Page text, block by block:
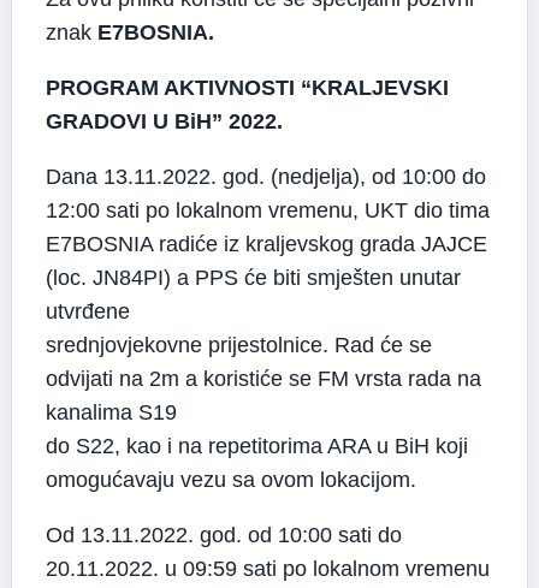
znak E7BOSNIA.
PROGRAM AKTIVNOSTI “KRALJEVSKI
GRADOVI U BiH” 2022.
Dana 13.11.2022. god. (nedjelja), od 10:00 do
12:00 sati po lokalnom vremenu, UKT dio tima
E7BOSNIA radiće iz kraljevskog grada JAJCE
(loc. JN84PI) a PPS će biti smješten unutar
utvrđene
srednjovjekovne prijestolnice. Rad će se
odvijati na 2m a koristiće se FM vrsta rada na
kanalima S19
do S22, kao i na repetitorima ARA u BiH koji
omogućavaju vezu sa ovom lokacijom.
Od 13.11.2022. god. od 10:00 sati do
20.11.2022. u 09:59 sati po lokalnom vremenu